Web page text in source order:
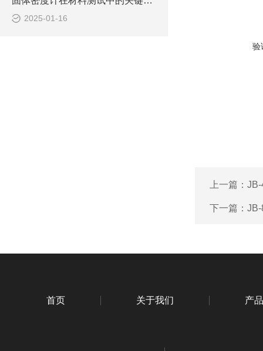
2025-01-16
验
上一篇： JB-
下一篇：
首页 关于我们 产